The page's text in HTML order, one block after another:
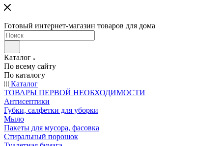
Готовый интернет-магазин товаров для дома
Каталог
По всему сайту
По каталогу
Каталог
ТОВАРЫ ПЕРВОЙ НЕОБХОДИМОСТИ
Антисептики
Губки, салфетки для уборки
Мыло
Пакеты для мусора, фасовка
Стиральный порошок